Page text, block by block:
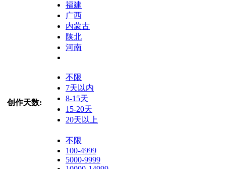
福建
广西
内蒙古
陕北
河南
创作天数:
不限
7天以内
8-15天
15-20天
20天以上
不限
100-4999
5000-9999